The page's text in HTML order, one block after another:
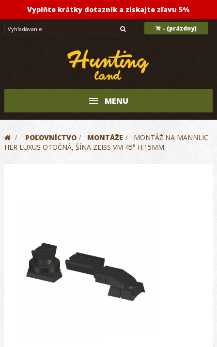
Vyplňte krátky dotazník a získajte zľavu 5%
- (prázdny)
MENU
> POĽOVNÍCTVO > MONTÁŽE >
MONTÁŽ NA MANNLIC
HER LUXUS OTOČNÁ, ŠÍNA ZEISS VM 45° H:15MM